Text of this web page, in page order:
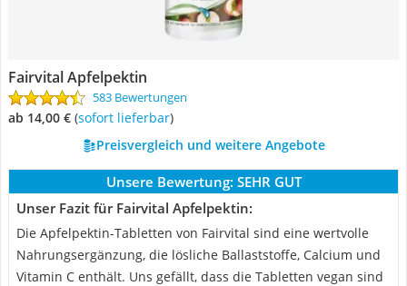
Fairvital Apfelpektin
583 Bewertungen
ab 14,00 € ( Sofort lieferbar)
Preisvergleich und weitere Angebote
Unsere Bewertung: SEHR GUT
Unser Fazit für Fairvital Apfelpektin:
Die Apfelpektin-Tabletten von Fairvital sind eine wertvolle
Nahrungsergänzung, die lösliche Ballaststoffe, Calcium und
Vitamin C enthält. Uns gefällt, dass die Tabletten vegan sind